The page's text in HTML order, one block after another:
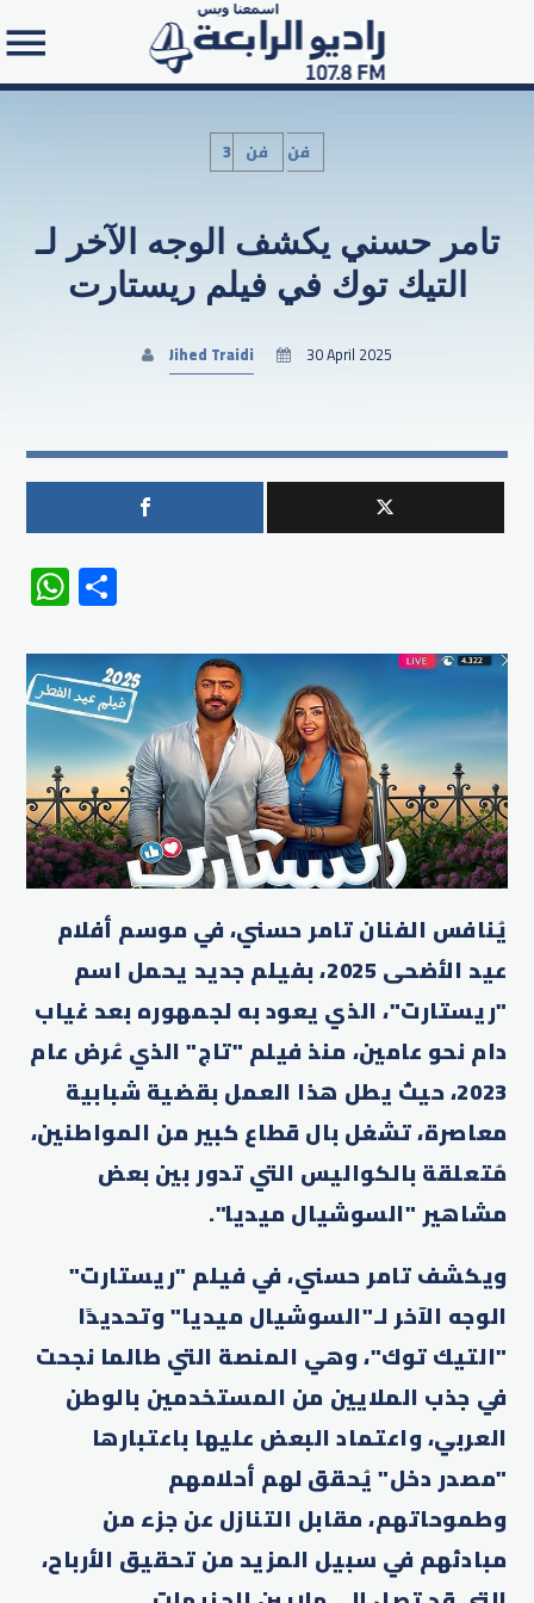
Search in the website:
3فن فن
تامر حسني يكشف الوجه الآخر لـ
التيك توك في فيلم ريستارت
Jihed Traidi 30 April 2025
WhatsApp
يُنافس الفنان تامر حسني، في موسم أفلام
عيد الأضحى 2025، بفيلم جديد يحمل اسم
"ريستارت"، الذي يعود به لجمهوره بعد غياب
دام نحو عامين، منذ فيلم "تاج" الذي عُرض عام
2023، حيث يطل هذا العمل بقضية شبابية
معاصرة، تشغل بال قطاع كبير من المواطنين،
مُتعلقة بالكواليس التي تدور بين بعض
مشاهير "السوشيال ميديا".
ويكشف تامر حسني، في فيلم "ريستارت"
الوجه الآخر لـ"السوشيال ميديا" وتحديدًا
"التيك توك"، وهي المنصة التي طالما نجحت
في جذب الملايين من المستخدمين بالوطن
العربي، واعتماد البعض عليها باعتبارها
"مصدر دخل" يُحقق لهم أحلامهم
وطموحاتهم، مقابل التنازل عن جزء من
مبادئهم في سبيل المزيد من تحقيق الأرباح،